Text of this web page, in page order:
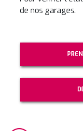
de nos garages.